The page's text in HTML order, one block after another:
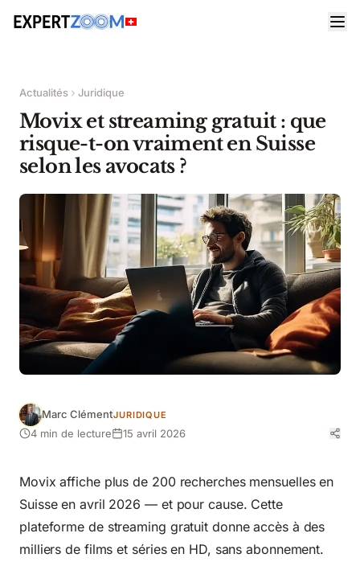
Actualités Juridique
Movix et streaming gratuit : que
risque-t-on vraiment en Suisse
selon les avocats ?
Marc ClémentJURIDIQUE
4 min de lecture 15 avril 2026
Movix affiche plus de 200 recherches mensuelles en
Suisse en avril 2026 — et pour cause. Cette
plateforme de streaming gratuit donne accès à des
milliers de films et séries en HD, sans abonnement.